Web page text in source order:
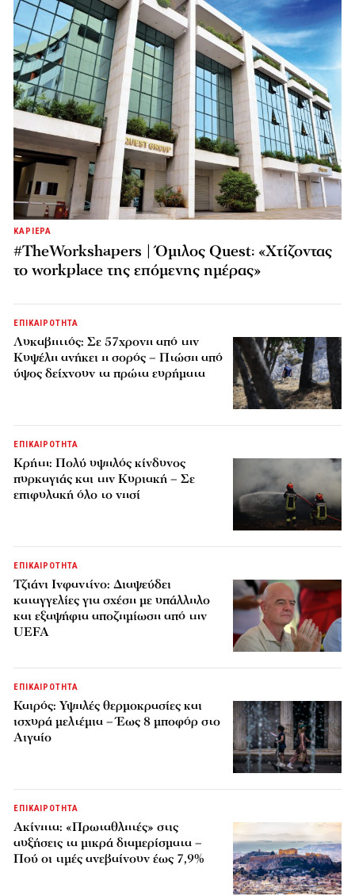
ΚΑΡΙΕΡΑ
#TheWorkshapers | Όμιλος Quest: «Χτίζοντας
το workplace της επόμενης ημέρας»
ΕΠΙΚΑΙΡΟΤΗΤΑ
Λυκαβηττός: Σε 57χρονη από την
Κυψέλη ανήκει η σορός – Πτώση από
ύψος δείχνουν τα πρώτα ευρήματα
ΕΠΙΚΑΙΡΟΤΗΤΑ
Κρήτη: Πολύ υψηλός κίνδυνος
πυρκαγιάς και την Κυριακή – Σε
επιφυλακή όλο το νησί
ΕΠΙΚΑΙΡΟΤΗΤΑ
Τζιάνι Ινφαντίνο: Διαψεύδει
καταγγελίες για σχέση με υπάλληλο
και εξαψήφια αποζημίωση από την
UEFA
ΕΠΙΚΑΙΡΟΤΗΤΑ
Καιρός: Υψηλές θερμοκρασίες και
ισχυρά μελτέμια – Έως 8 μποφόρ στο
Αιγαίο
ΕΠΙΚΑΙΡΟΤΗΤΑ
Ακίνητα: «Πρωταθλητές» στις
αυξήσεις τα μικρά διαμερίσματα –
Πού οι τιμές ανεβαίνουν έως 7,9%